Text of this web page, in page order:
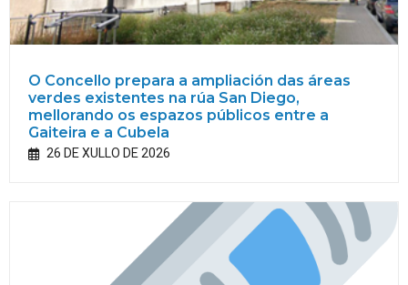
O Concello prepara a ampliación das áreas
verdes existentes na rúa San Diego,
mellorando os espazos públicos entre a
Gaiteira e a Cubela
26 DE XULLO DE 2026